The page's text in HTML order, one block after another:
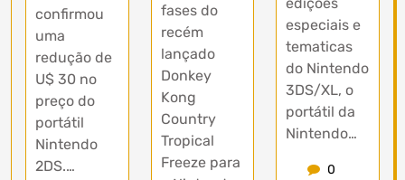
confirmou
uma
redução de
U$ 30 no
preço do
portátil
Nintendo
2DS.…
fases do
recém
lançado
Donkey
Kong
Country
Tropical
Freeze para
edições
especiais e
tematicas
do Nintendo
3DS/XL, o
portátil da
Nintendo…
0